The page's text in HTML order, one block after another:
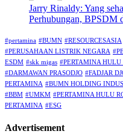
Jarry Rinaldy: Yang
Perhubungan, BPSDM
#pertamina #BUMN #RESOURCESASIA
#PERUSAHAAN LISTRIK NEGARA
ESDM #skk migas #PERTAMINA HULU
#DARMAWAN PRASODJO #FADJAR
PERTAMINA #BUMN HOLDING
#BBM #UMKM #PERTAMINA HULU
PERTAMINA #ESG
Advertisement